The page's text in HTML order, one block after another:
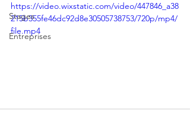
Stages
Entreprises
https://video.wixstatic.com/video/447846_a38
215b355fe46dc92d8e30505738753/720p/mp4/
file.mp4